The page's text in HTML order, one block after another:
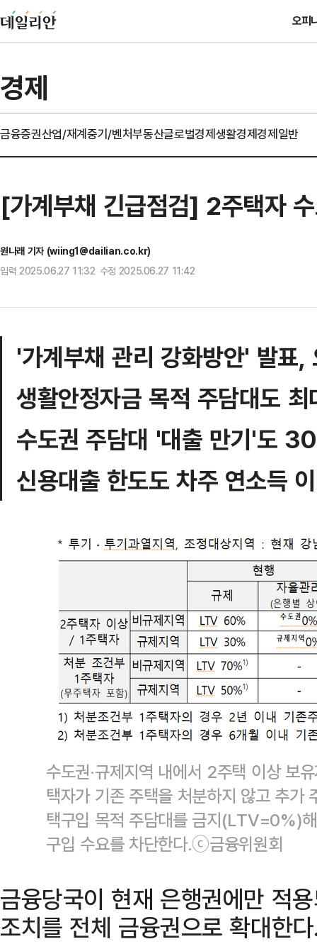
오피
경제
금융증권산업/재계중기/벤처부동산글로벌경제생활경제경제일반
[가계부채 긴급점검] 2주택자
원나래 기자 (wiing1@dailian.co.kr)
입력 2025.06.27 11:32 수정 2025.06.27 11:42
'가계부채 관리 강화방안' 발표
생활안정자금 목적 주담대도
수도권 주담대 '대출 만기'도
신용대출 한도도 차주 연소득
수도권·규제지역 내에서 2주택 이상 보
택자가 기존 주택을 처분하지 않고 추가
택구입 목적 주담대를 금지(LTV=0%)
구입 수요를 차단한다.ⓒ금융위원회
금융당국이 현재 은행권에만 적
조치를 전체 금융권으로 확대한